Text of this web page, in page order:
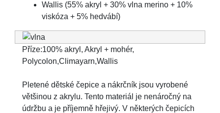
Wallis (55% akryl + 30% vlna merino + 10%
viskóza + 5% hedvábí)
Příze:100% akryl, Akryl + mohér,
Polycolon,Climayarn,Wallis
Pletené dětské čepice a nákrčník jsou vyrobené
většinou z akrylu. Tento materiál je nenáročný na
údržbu a je příjemně hřejivý. V některých čepicích